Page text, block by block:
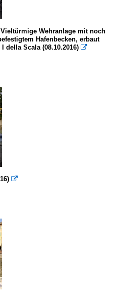
Wehranlage mit noch
Hafenbecken, erbaut
della Scala (08.10.2016) 
